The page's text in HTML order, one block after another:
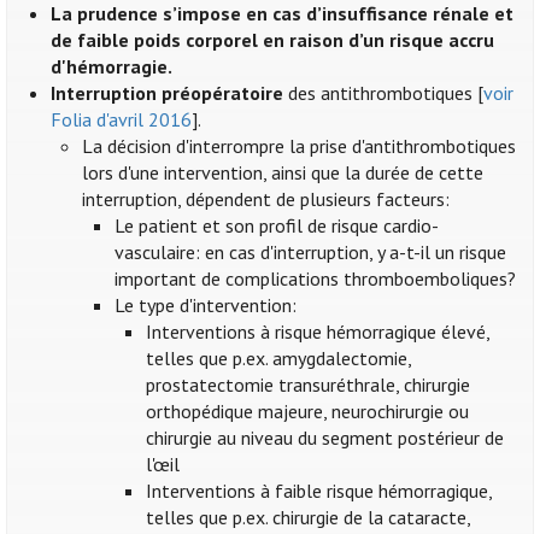
La prudence s’impose en cas d’insuffisance rénale et
de faible poids corporel en raison d’un risque accru
d'hémorragie.
Interruption préopératoire des antithrombotiques [voir
Folia d'avril 2016].
La décision d'interrompre la prise d'antithrombotiques
lors d'une intervention, ainsi que la durée de cette
interruption, dépendent de plusieurs facteurs:
Le patient et son profil de risque cardio-
vasculaire: en cas d'interruption, y a-t-il un risque
important de complications thromboemboliques?
Le type d'intervention:
Interventions à risque hémorragique élevé,
telles que p.ex. amygdalectomie,
prostatectomie transuréthrale, chirurgie
orthopédique majeure, neurochirurgie ou
chirurgie au niveau du segment postérieur de
l'œil
Interventions à faible risque hémorragique,
telles que p.ex. chirurgie de la cataracte,